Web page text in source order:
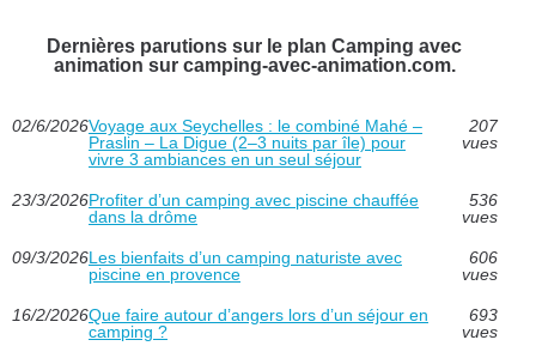
Dernières parutions sur le plan Camping avec
animation sur camping-avec-animation.com.
02/6/2026Voyage aux Seychelles : le combiné Mahé –
Praslin – La Digue (2–3 nuits par île) pour
vivre 3 ambiances en un seul séjour
207
vues
23/3/2026Profiter d’un camping avec piscine chauffée
dans la drôme
536
vues
09/3/2026Les bienfaits d’un camping naturiste avec
piscine en provence
606
vues
16/2/2026Que faire autour d’angers lors d’un séjour en
camping ?
693
vues